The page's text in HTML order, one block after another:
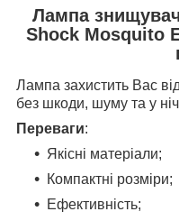
Лампа
Shock Mosquito
Лампа захистить Вас
без шкоди, шуму та у
Переваги:
Якісні матеріали;
Компактні розміри;
Ефективність;